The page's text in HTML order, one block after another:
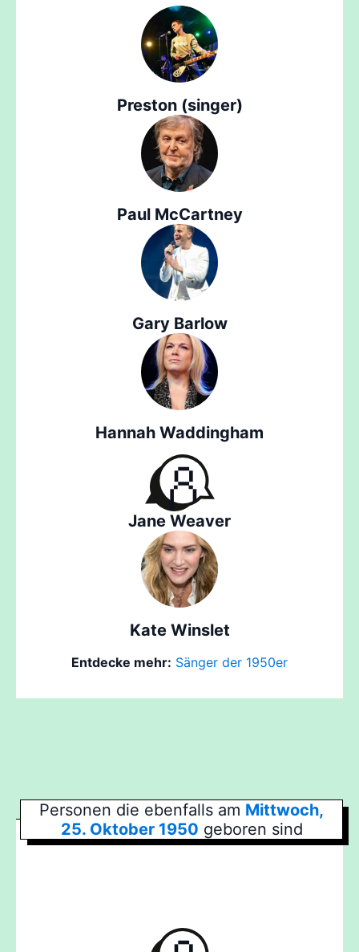
Preston (singer)
Paul McCartney
Gary Barlow
Hannah Waddingham
Jane Weaver
Kate Winslet
Entdecke mehr: Sänger der 1950er
Personen die ebenfalls am Mittwoch,
25. Oktober 1950 geboren sind